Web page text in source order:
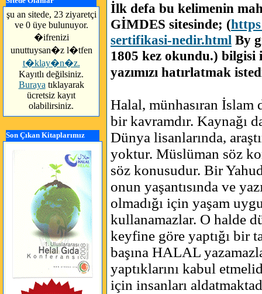
şu an sitede, 23 ziyaretçi
ve 0 üye bulunuyor.
�ifrenizi
unuttuysan�z l�tfen
t�klay�n�z.
Kayıtlı değilsiniz.
Buraya tıklayarak
ücretsiz kayıt
olabilirsiniz.
Son Çıkan Kitaplarımız
İlk defa bu kelimenin
GİMDES sitesinde; (
sertifikasi-nedir.html By
1805 kez okundu.) bilgisi
yazımızı hatırlatmak
Halal, münhasıran
bir kavramdır. Kaynağı
Dünya lisanlarında,
yoktur. Müslüman söz
söz konusudur. Bir
onun yaşantısında ve
olmadığı için yaşam
kullanamazlar. O halde
keyfine göre yaptığı bir
başına HALAL
yaptıklarını kabul
için insanları